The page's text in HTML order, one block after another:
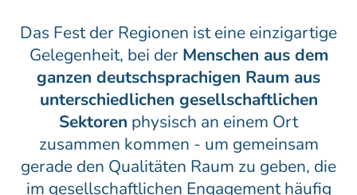
Das Fest der Regionen ist eine einzigartige
Gelegenheit, bei der Menschen aus dem
ganzen deutschsprachigen Raum aus
unterschiedlichen gesellschaftlichen
Sektoren physisch an einem Ort
zusammen kommen - um gemeinsam
gerade den Qualitäten Raum zu geben, die
im gesellschaftlichen Engagement häufig